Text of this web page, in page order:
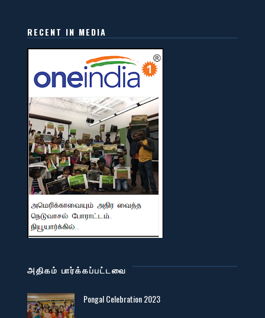
RECENT IN MEDIA
அதிகம் பார்க்கப்பட்டவை
Pongal Celebration 2023